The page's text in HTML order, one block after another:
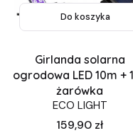
Do koszyka
Girlanda solarna
ogrodowa LED 10m +
żarówka
ECO LIGHT
Cena
159,90 zł